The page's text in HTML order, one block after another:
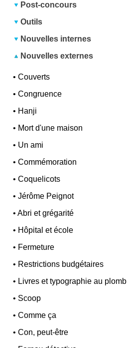
Post-concours
Outils
Nouvelles internes
Nouvelles externes
•Couverts
•Congruence
• Hanji
• Mort d'une maison
• Un ami
•Commémoration
•Coquelicots
•Jérôme Peignot
•Abri et grégarité
• Hôpital et école
• Fermeture
• Restrictions budgétaires
• Livres et typographie au plomb
• Scoop
•Comme ça
•Con, peut-être